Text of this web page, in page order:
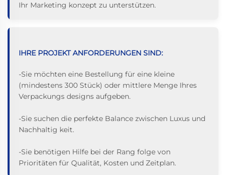
Ihr Marketing konzept zu unterstützen.
IHRE PROJEKT ANFORDERUNGEN SIND:
-Sie möchten eine Bestellung für eine kleine
(mindestens 300 Stück) oder mittlere Menge Ihres
Verpackungs designs aufgeben.
-Sie suchen die perfekte Balance zwischen Luxus und
Nachhaltig keit.
-Sie benötigen Hilfe bei der Rang folge von
Prioritäten für Qualität, Kosten und Zeitplan.